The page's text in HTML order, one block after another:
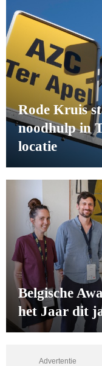
Rode Kruis
noodhulp in
locatie
Belgische
het Jaar dit
Advertentie